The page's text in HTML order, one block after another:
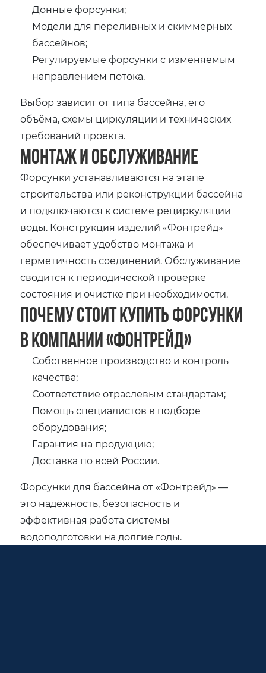
Донные форсунки;
Модели для переливных и скиммерных
бассейнов;
Регулируемые форсунки с изменяемым
направлением потока.
Выбор зависит от типа бассейна, его
объёма, схемы циркуляции и технических
требований проекта.
Монтаж и обслуживание
Форсунки устанавливаются на этапе
строительства или реконструкции бассейна
и подключаются к системе рециркуляции
воды. Конструкция изделий «Фонтрейд»
обеспечивает удобство монтажа и
герметичность соединений. Обслуживание
сводится к периодической проверке
состояния и очистке при необходимости.
Почему стоит купить форсунки
в компании «Фонтрейд»
Собственное производство и контроль
качества;
Соответствие отраслевым стандартам;
Помощь специалистов в подборе
оборудования;
Гарантия на продукцию;
Доставка по всей России.
Форсунки для бассейна от «Фонтрейд» —
это надёжность, безопасность и
эффективная работа системы
водоподготовки на долгие годы.